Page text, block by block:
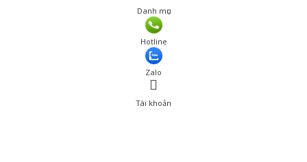
Danh mục
Hotline
Zalo
Tài khoản